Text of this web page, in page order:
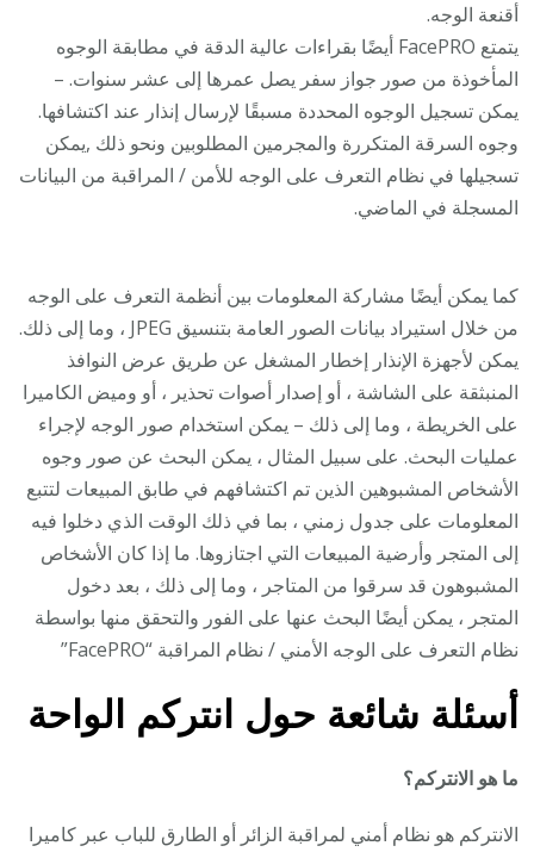
أقنعة الوجه.
يتمتع FacePRO أيضًا بقراءات عالية الدقة في مطابقة الوجوه
المأخوذة من صور جواز سفر يصل عمرها إلى عشر سنوات. –
يمكن تسجيل الوجوه المحددة مسبقًا لإرسال إنذار عند اكتشافها.
وجوه السرقة المتكررة والمجرمين المطلوبين ونحو ذلك ,يمكن
تسجيلها في نظام التعرف على الوجه للأمن / المراقبة من البيانات
المسجلة في الماضي.
كما يمكن أيضًا مشاركة المعلومات بين أنظمة التعرف على الوجه
من خلال استيراد بيانات الصور العامة بتنسيق JPEG ، وما إلى ذلك.
يمكن لأجهزة الإنذار إخطار المشغل عن طريق عرض النوافذ
المنبثقة على الشاشة ، أو إصدار أصوات تحذير ، أو وميض الكاميرا
على الخريطة ، وما إلى ذلك – يمكن استخدام صور الوجه لإجراء
عمليات البحث. على سبيل المثال ، يمكن البحث عن صور وجوه
الأشخاص المشبوهين الذين تم اكتشافهم في طابق المبيعات لتتبع
المعلومات على جدول زمني ، بما في ذلك الوقت الذي دخلوا فيه
إلى المتجر وأرضية المبيعات التي اجتازوها. ما إذا كان الأشخاص
المشبوهون قد سرقوا من المتاجر ، وما إلى ذلك ، بعد دخول
المتجر ، يمكن أيضًا البحث عنها على الفور والتحقق منها بواسطة
نظام التعرف على الوجه الأمني / نظام المراقبة “FacePRO”
أسئلة شائعة حول انتركم الواحة
ما هو الانتركم؟
الانتركم هو نظام أمني لمراقبة الزائر أو الطارق للباب عبر كاميرا